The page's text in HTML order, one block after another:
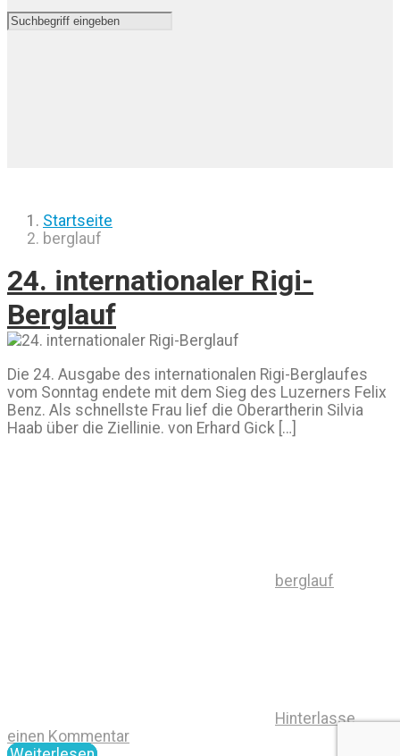
Startseite
berglauf
24. internationaler Rigi-
Berglauf
Die 24. Ausgabe des internationalen Rigi-Berglaufes
vom Sonntag endete mit dem Sieg des Luzerners Felix
Benz. Als schnellste Frau lief die Oberartherin Silvia
Haab über die Ziellinie. von Erhard Gick […]
berglauf
Hinterlasse
einen Kommentar